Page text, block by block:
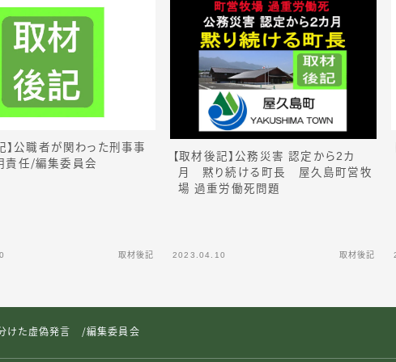
】公職者が関わった刑事事
責 任 ／編集委員会
取材後記
【取材後記】公務災害 認定から2カ
月 黙り続ける町長 屋久島町営牧
場 過重労働死問題
2023.04.10 取材後記
けた虚偽発言 ／編集委員会